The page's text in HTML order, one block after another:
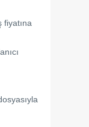
fiyatına